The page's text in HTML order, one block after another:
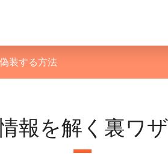
装する方法
報を解く裏ワ